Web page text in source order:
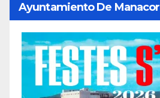
Ayuntamiento De Manacor